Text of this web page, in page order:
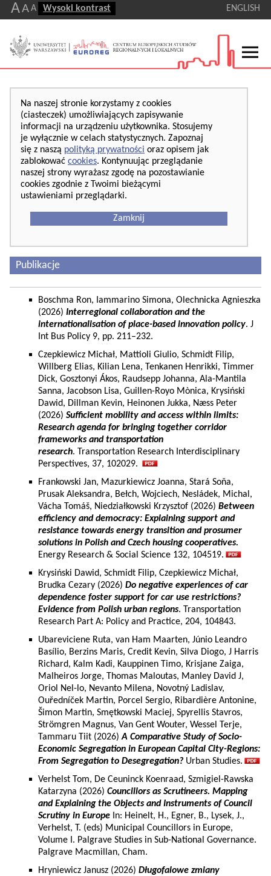
AA A Wysoki kontrast ENGLISH
Na naszej stronie korzystamy z cookies
(ciasteczek) umożliwiających zapisywanie
informacji na urządzeniu użytkownika. Stosujemy
je wyłącznie w celach statystycznych. Zapoznaj
się z naszą polityką prywatności oraz opisem jak
zablokować cookies. Kontynuując przeglądanie
naszej strony wyrażasz zgodę na pozostawianie
cookies zgodnie z Twoimi bieżącymi
ustawieniami przeglądarki.
Zamknij
Publikacje
Boschma Ron, Iammarino Simona, Olechnicka Agnieszka
(2026) Interregional collaboration and the
internationalisation of place-based innovation policy. J
Int Bus Policy 9, pp. 211–232.
Czepkiewicz Michał, Mattioli Giulio, Schmidt Filip,
Willberg Elias, Kilian Lena, Tenkanen Henrikki, Timmer
Dick, Gosztonyi Ákos, Raudsepp Johanna, Ala-Mantila
Sanna, Jacobson Lisa, Guillen-Royo Mònica, Krysiński
Dawid, Dillman Kevin, Heinonen Jukka, Næss Peter
(2026) Sufficient mobility and access within limits:
Research agenda for bringing together corridor
frameworks and transportation
research. Transportation Research Interdisciplinary
Perspectives, 37, 102029.
Frankowski Jan, Mazurkiewicz Joanna, Stará Soňa,
Prusak Aleksandra, Bełch, Wojciech, Nesládek, Michal,
Vácha Tomáš, Niedziałkowski Krzysztof (2026) Between
efficiency and democracy: Explaining support and
resistance towards energy transition and prosumer
solutions in Polish and Czech housing cooperatives.
Energy Research & Social Science 132, 104519.
Krysiński Dawid, Schmidt Filip, Czepkiewicz Michał,
Brudka Cezary (2026) Do negative experiences of car
dependence foster support for car use restrictions?
Evidence from Polish urban regions. Transportation
Research Part A: Policy and Practice, 204, 104843.
Ubareviciene Ruta, van Ham Maarten, Júnio Leandro
Basílio, Berzins Maris, Credit Kevin, Silva Diogo, J Harris
Richard, Kalm Kadi, Kauppinen Timo, Krisjane Zaiga,
Malheiros Jorge, Thomas Maloutas, Manley David J,
Oriol Nel-lo, Nevanto Milena, Novotný Ladislav,
Ouředníček Martin, Porcel Sergio, Ribardière Antonine,
Šimon Martin, Smętkowski Maciej, Spyrellis Stavros,
Strömgren Magnus, Van Gent Wouter, Wessel Terje,
Tammaru Tiit (2026)A Comparative Study of Socio-
Economic Segregation in European Capital City-Regions:
From Segregation to Desegregation? Urban Studies.
Verhelst Tom, De Ceuninck Koenraad, Szmigiel-Rawska
Katarzyna (2026) Councillors as Scrutineers. Mapping
and Explaining the Objects and Instruments of Council
Scrutiny in Europe In: Heinelt, H., Egner, B., Lysek, J.,
Verhelst, T. (eds) Municipal Councillors in Europe,
Volume I. Palgrave Studies in Sub-National Governance.
Palgrave Macmillan, Cham.
Hryniewicz Janusz (2026) Długofalowe zmiany